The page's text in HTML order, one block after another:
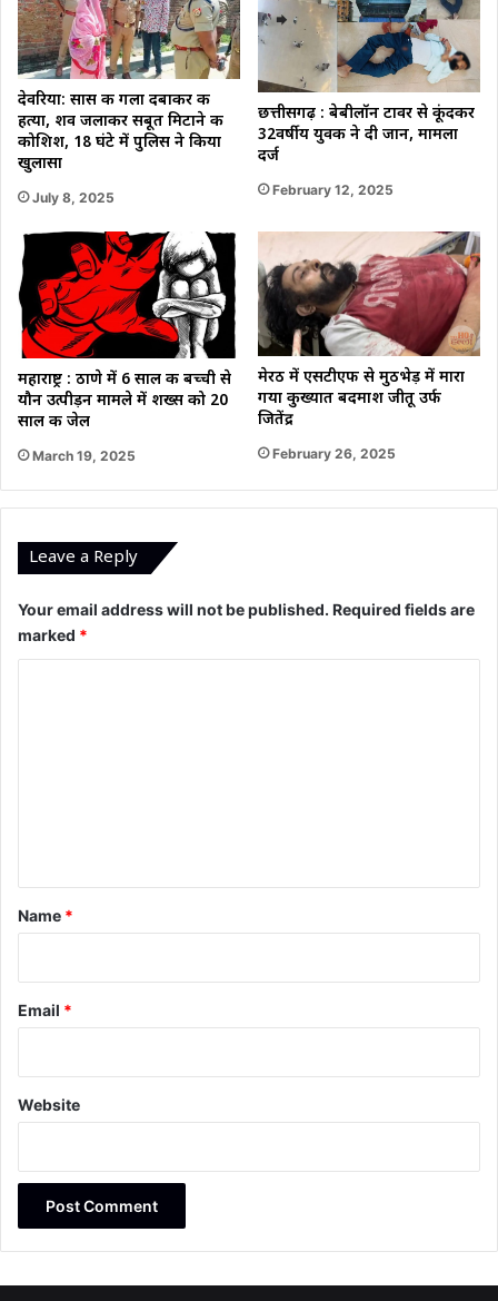
देवरिया: सास की गला दबाकर की
हत्या, शव जलाकर सबूत मिटाने की
कोशिश, 18 घंटे में पुलिस ने किया
खुलासा
July 8, 2025
छत्तीसगढ़ : बेबीलॉन टावर से कूंदकर
32वर्षीय युवक ने दी जान, मामला
दर्ज
February 12, 2025
महाराष्ट्र : ठाणे में 6 साल की बच्ची से
यौन उत्पीड़न मामले में शख्स को 20
साल की जेल
March 19, 2025
मेरठ में एसटीएफ से मुठभेड़ में मारा
गया कुख्यात बदमाश जीतू उर्फ
जितेंद्र
February 26, 2025
Leave a Reply
Your email address will not be published. Required fields are
marked *
*
Name *
Email *
Website